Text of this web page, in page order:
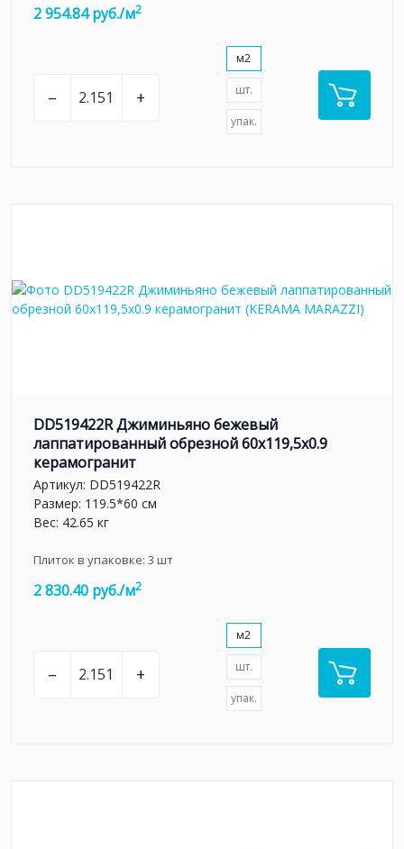
2 954.84 руб./м2
– +
м2
шт.
упак.
DD519422R Джиминьяно бежевый
лаппатированный обрезной 60x119,5x0.9
керамогранит
Артикул: DD519422R
Размер: 119.5*60 см
Вес: 42.65 кг
Плиток в упаковке: 3 шт
2 830.40 руб./м2
– +
м2
шт.
упак.